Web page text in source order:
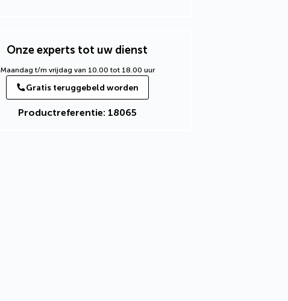
Onze experts tot uw dienst
Maandag t/m vrijdag van 10.00 tot 18.00 uur
Gratis teruggebeld worden
Productreferentie: 18065